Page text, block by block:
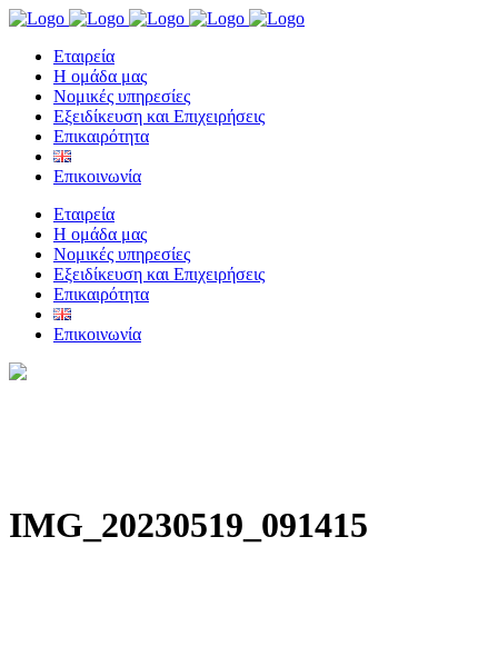
Eταιρεία
Η ομάδα μας
Νομικές υπηρεσίες
Εξειδίκευση και Επιχειρήσεις
Επικαιρότητα
Επικοινωνία
Eταιρεία
Η ομάδα μας
Νομικές υπηρεσίες
Εξειδίκευση και Επιχειρήσεις
Επικαιρότητα
Επικοινωνία
IMG_20230519_091415